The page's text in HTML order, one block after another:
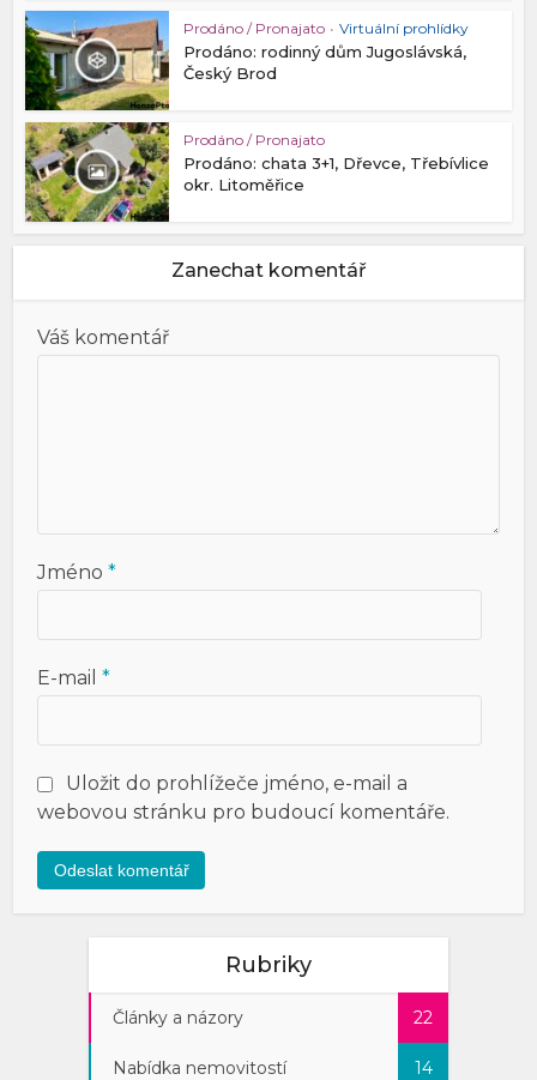
Prodáno / Pronajato • Virtuální prohlídky
Prodáno: rodinný dům Jugoslávská,
Český Brod
Prodáno / Pronajato
Prodáno: chata 3+1, Dřevce, Třebívlice
okr. Litoměřice
Zanechat komentář
Váš komentář
Jméno*
E-mail*
Uložit do prohlížeče jméno, e-mail a
webovou stránku pro budoucí komentáře.
Rubriky
Články a názory 22
Nabídka nemovitostí 14